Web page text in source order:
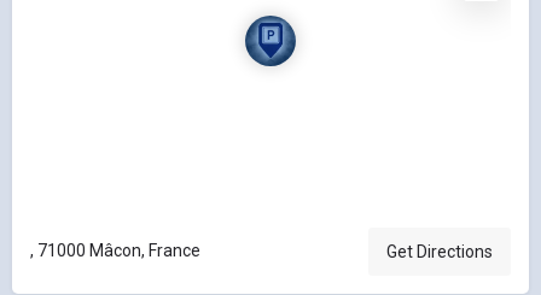
, 71000 Mâcon, France Get Directions